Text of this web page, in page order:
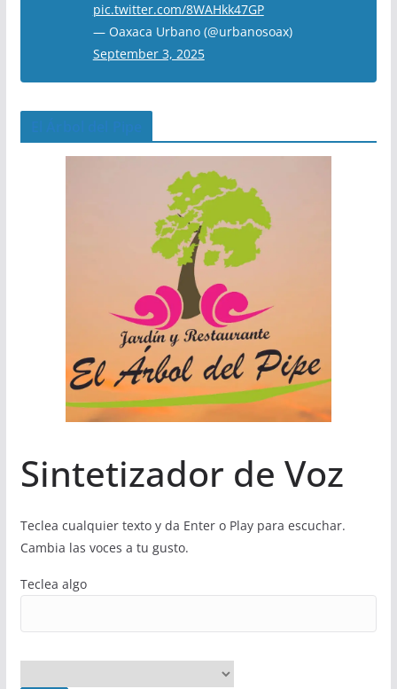
pic.twitter.com/8WAHkk47GP
— Oaxaca Urbano (@urbanosoax)
September 3, 2025
Sintetizador de Voz
Teclea cualquier texto y da Enter o Play para escuchar.
Cambia las voces a tu gusto.
Teclea algo